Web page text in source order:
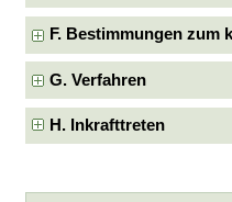
F. Bestimmungen zum
G. Verfahren
H. Inkrafttreten